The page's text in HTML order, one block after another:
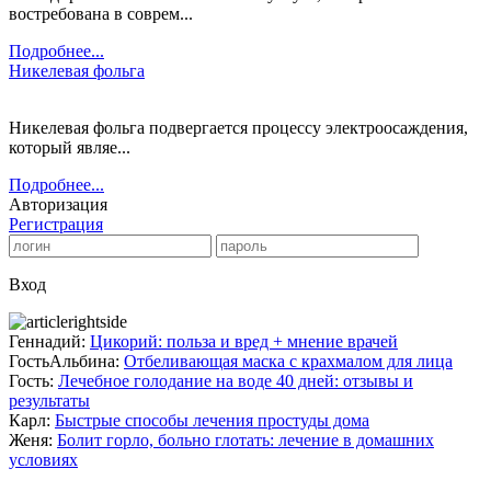
востребована в соврем...
Подробнее...
Никелевая фольга
Никелевая фольга подвергается процессу электроосаждения,
который являе...
Подробнее...
Авторизация
Регистрация
Вход
Геннадий: Цикорий: польза и вред + мнение врачей
ГостьАльбина: Отбеливающая маска с крахмалом для лица
Гость: Лечебное голодание на воде 40 дней: отзывы и
результаты
Карл: Быстрые способы лечения простуды дома
Женя: Болит горло, больно глотать: лечение в домашних
условиях